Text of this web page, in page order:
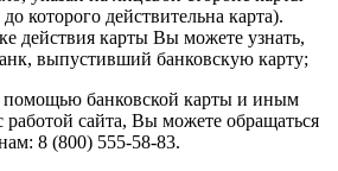
которого действительна карта).
действия карты Вы можете узнать,
выпустивший банковскую карту;
банковской карты и иным
работой сайта, Вы можете обращаться
8 (800) 555-58-83.